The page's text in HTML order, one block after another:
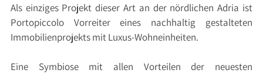
Als einziges Projekt dieser Art an der nördlichen Adria ist
Portopiccolo Vorreiter eines nachhaltig gestalteten
Immobilienprojekts mit Luxus-Wohneinheiten.
Eine Symbiose mit allen Vorteilen der neuesten